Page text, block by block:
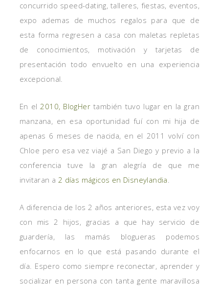
concurrido speed-dating, talleres, fiestas, eventos,
expo ademas de muchos regalos para que de
esta forma regresen a casa con maletas repletas
de conocimientos, motivación y tarjetas de
presentación todo envuelto en una experiencia
excepcional.
En el2010, BlogHer también tuvo lugar en la gran
manzana, en esa oportunidad fuí con mi hija de
apenas 6 meses de nacida, en el 2011 volví con
Chloe pero esa vez viajé a San Diego y previo a la
conferencia tuve la gran alegría de que me
invitaran a 2 días mágicos en Disneylandia.
A diferencia de los 2 años anteriores, esta vez voy
con mis 2 hijos, gracias a que hay servicio de
guardería, las mamás blogueras podemos
enfocarnos en lo que está pasando durante el
día. Espero como siempre reconectar, aprender y
socializar en persona con tanta gente maravillosa